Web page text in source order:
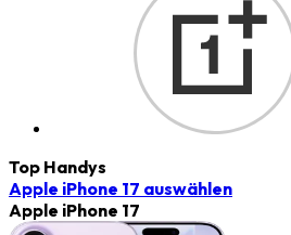
Top Handys
Apple iPhone 17 auswählen
Apple iPhone 17